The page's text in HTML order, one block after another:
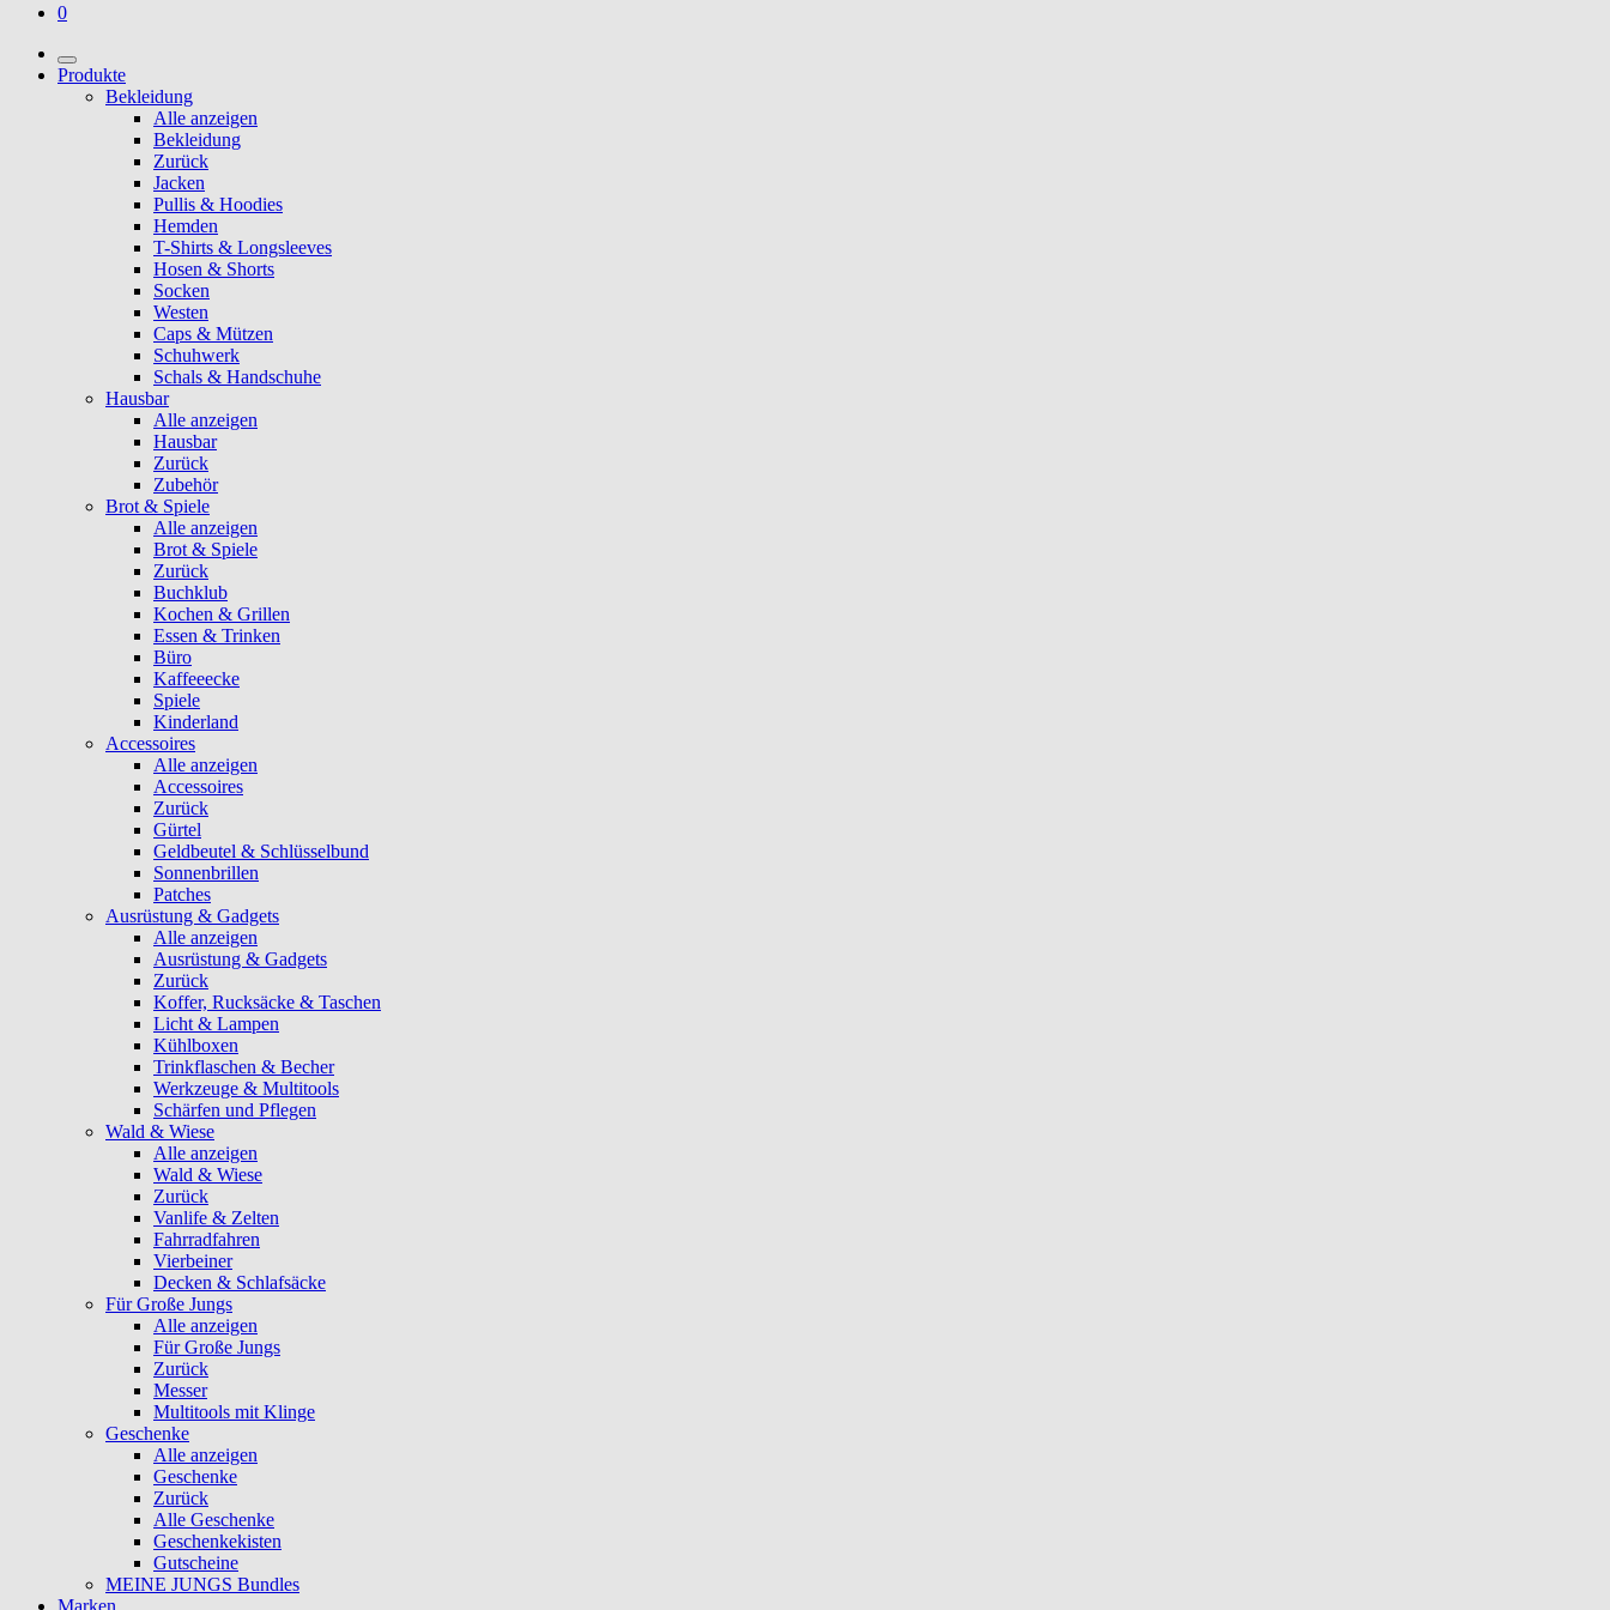
0
Produkte
Bekleidung
Alle anzeigen
Bekleidung
Zurück
Jacken
Pullis & Hoodies
Hemden
T-Shirts & Longsleeves
Hosen & Shorts
Socken
Westen
Caps & Mützen
Schuhwerk
Schals & Handschuhe
Hausbar
Alle anzeigen
Hausbar
Zurück
Zubehör
Brot & Spiele
Alle anzeigen
Brot & Spiele
Zurück
Buchklub
Kochen & Grillen
Essen & Trinken
Büro
Kaffeeecke
Spiele
Kinderland
Accessoires
Alle anzeigen
Accessoires
Zurück
Gürtel
Geldbeutel & Schlüsselbund
Sonnenbrillen
Patches
Ausrüstung & Gadgets
Alle anzeigen
Ausrüstung & Gadgets
Zurück
Koffer, Rucksäcke & Taschen
Licht & Lampen
Kühlboxen
Trinkflaschen & Becher
Werkzeuge & Multitools
Schärfen und Pflegen
Wald & Wiese
Alle anzeigen
Wald & Wiese
Zurück
Vanlife & Zelten
Fahrradfahren
Vierbeiner
Decken & Schlafsäcke
Für Große Jungs
Alle anzeigen
Für Große Jungs
Zurück
Messer
Multitools mit Klinge
Geschenke
Alle anzeigen
Geschenke
Zurück
Alle Geschenke
Geschenkekisten
Gutscheine
MEINE JUNGS Bundles
Marken